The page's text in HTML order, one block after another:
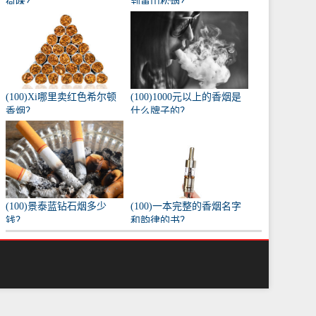
(100)Xi哪里卖红色希尔顿
香烟？
(100)1000元以上的香烟是
什么牌子的？
(100)景泰蓝钻石烟多少
钱？
(100)一本完整的香烟名字
和韵律的书？